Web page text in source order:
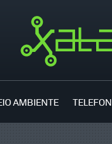
AMBIENTE